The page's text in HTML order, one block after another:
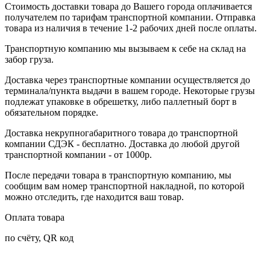
Стоимость доставки товара до Вашего города оплачивается
получателем по тарифам транспортной компании. Отправка
товара из наличия в течение 1-2 рабочих дней после оплаты.
Транспортную компанию мы вызываем к себе на склад на
забор груза.
Доставка через транспортные компании осуществляется до
терминала/пункта выдачи в вашем городе. Некоторые грузы
подлежат упаковке в обрешетку, либо паллетный борт в
обязательном порядке.
Доставка некрупногабаритного товара до транспортной
компании СДЭК - бесплатно. Доставка до любой другой
транспортной компании - от 1000р.
После передачи товара в транспортную компанию, мы
сообщим вам номер транспортной накладной, по которой
можно отследить, где находится ваш товар.
Оплата товара
по счёту, QR код